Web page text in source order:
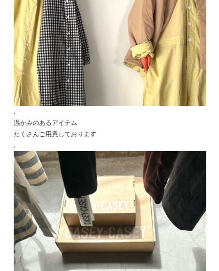
.
温かみのあるアイテム
たくさんご用意しております
.